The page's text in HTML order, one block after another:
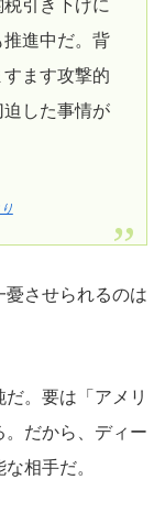
引き下げに
進中だ。背
ます攻撃的
した事情が
させられるのは
。要は「アメリ
。だから、ディー
相手だ。